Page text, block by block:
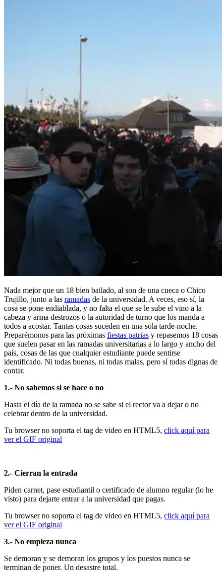
Nada mejor que un 18 bien bailado, al son de una cueca o Chico
Trujillo, junto a las ramadas de la universidad. A veces, eso sí, la
cosa se pone endiablada, y no falta el que se le sube el vino a la
cabeza y arma destrozos o la autoridad de turno que los manda a
todos a acostar. Tantas cosas suceden en una sola tarde-noche.
Preparémonos para las próximas fiestas patrias y repasemos 18 cosas
que suelen pasar en las ramadas universitarias a lo largo y ancho del
país, cosas de las que cualquier estudiante puede sentirse
identificado. Ni todas buenas, ni todas malas, pero sí todas dignas de
contar.
1.- No sabemos si se hace o no
Hasta el día de la ramada no se sabe si el rector va a dejar o no
celebrar dentro de la universidad.
Tu browser no soporta el tag de video en HTML5, click aquí para
ver el GIF original
2.- Cierran la entrada
Piden carnet, pase estudiantil o certificado de alumno regular (lo he
visto) para dejarte entrar a la universidad que pagas.
Tu browser no soporta el tag de video en HTML5, click aquí para
ver el GIF original
3.- No empieza nunca
Se demoran y se demoran los grupos y los puestos nunca se
terminan de poner. Un desastre total.